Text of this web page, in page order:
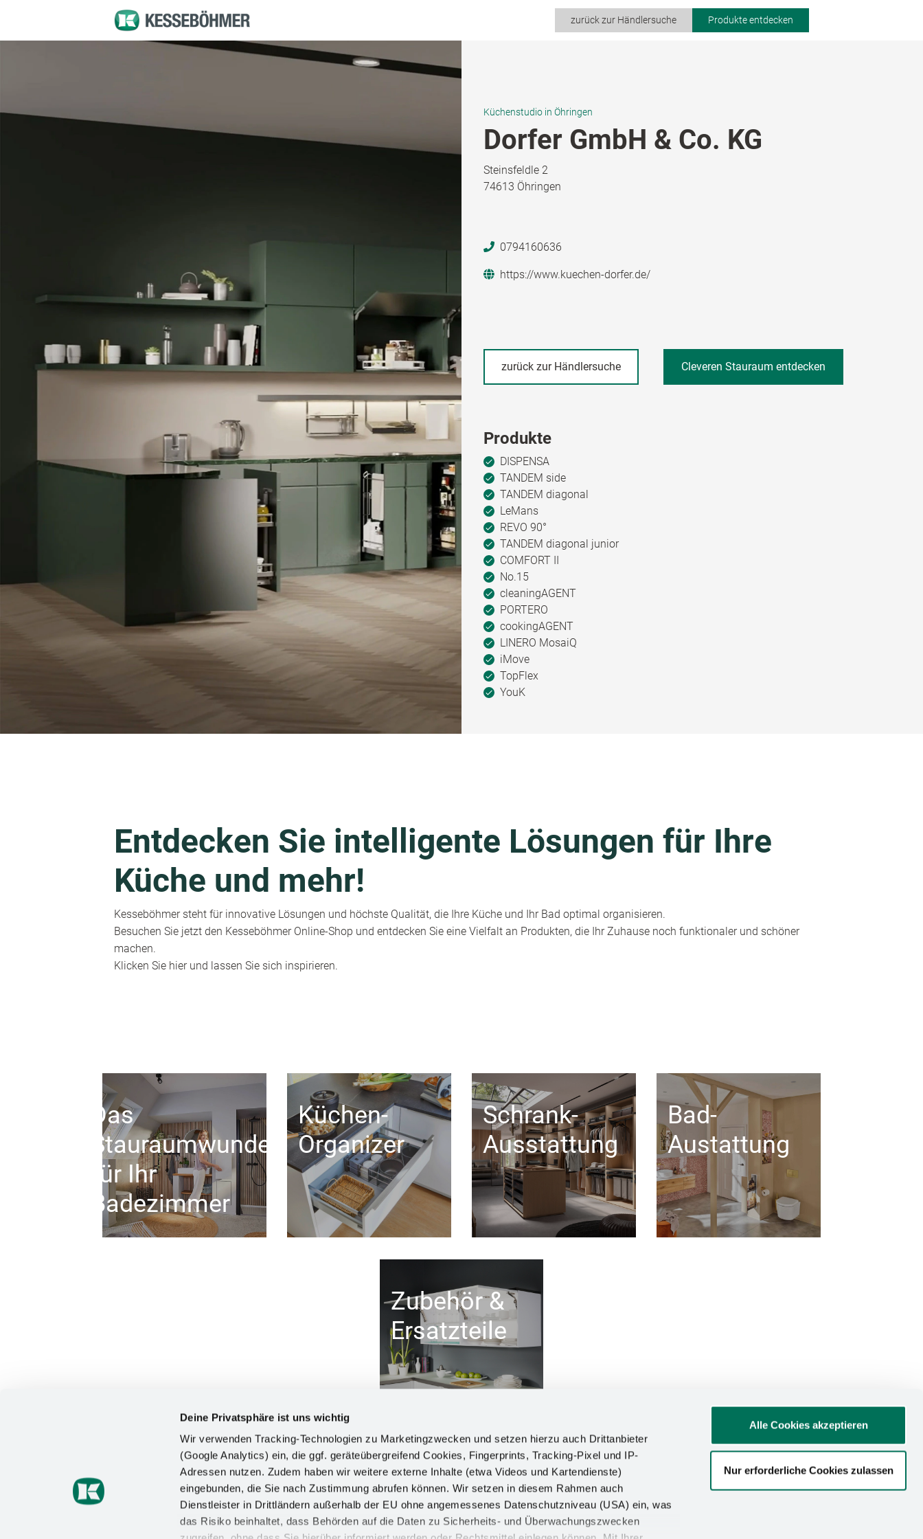
Deine Privatsphäre ist uns wichtig
Wir verwenden Tracking-Technologien zu Marketingzwecken und setzen hierzu auch Drittanbieter
(Google Analytics) ein, die ggf. geräteübergreifend Cookies, Fingerprints, Tracking-Pixel und IP-
Adressen nutzen. Zudem haben wir weitere externe Inhalte (etwa Videos und Kartendienste)
eingebunden, die Sie nach Zustimmung abrufen können. Wir setzen in diesem Rahmen auch
Dienstleister in Drittländern außerhalb der EU ohne angemessenes Datenschutzniveau (USA) ein, was
das Risiko beinhaltet, dass Behörden auf die Daten zu Sicherheits- und Überwachungszwecken
Alle Cookies akzeptieren
Nur erforderliche Cookies zulassen
zurück zur Händlersuche Produkte entdecken
Küchenstudio in Öhringen
Dorfer GmbH & Co. KG
Steinsfeldle 2
74613 Öhringen
0794160636
https://www.kuechen-dorfer.de/
zurück zur Händlersuche Cleveren Stauraum entdecken
Produkte
DISPENSA
TANDEM side
TANDEM diagonal
LeMans
REVO 90°
TANDEM diagonal junior
COMFORT II
No.15
cleaningAGENT
PORTERO
cookingAGENT
LINERO MosaiQ
iMove
TopFlex
YouK
Entdecken Sie intelligente Lösungen für Ihre
Küche und mehr!
Kesseböhmer steht für innovative Lösungen und höchste Qualität, die Ihre Küche und Ihr Bad optimal organisieren.
Besuchen Sie jetzt den Kesseböhmer Online-Shop und entdecken Sie eine Vielfalt an Produkten, die Ihr Zuhause noch funktionaler und schöner
machen.
Klicken Sie hier und lassen Sie sich inspirieren.
Das
Stauraumwunder
für Ihr
Badezimmer
Küchen-
Organizer
Schrank-
Ausstattung
Bad-
Austattung
Zubehör &
Ersatzteile
Kesseböhmer Holding KG
Mindener Straße 208
49152 Bad Essen
INFORMATIONEN
Impressum
Datenschutz